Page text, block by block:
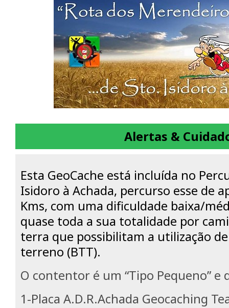
Alertas &
Esta GeoCache está incluída no
Isidoro à Achada, percurso esse de
Kms, com uma dificuldade baixa/
quase toda a sua totalidade por
terra que possibilitam a utilização
terreno (BTT).
O contentor é um “Tipo Pequeno” e
1-Placa A.D.R.Achada Geocaching